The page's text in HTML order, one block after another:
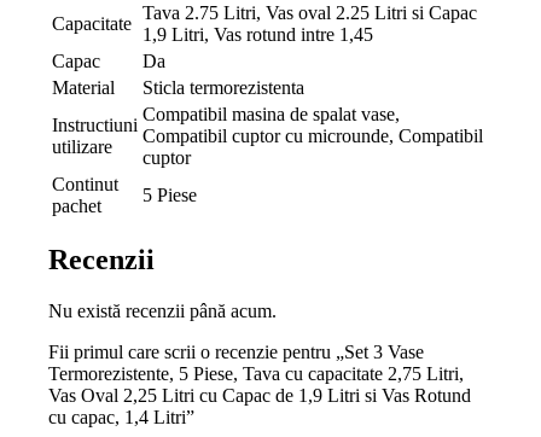
Capacitate
Tava 2.75 Litri, Vas oval 2.25 Litri si Capac
1,9 Litri, Vas rotund intre 1,45
Capac
Da
Material
Sticla termorezistenta
Instructiuni
utilizare
Compatibil masina de spalat vase,
Compatibil cuptor cu microunde, Compatibil
cuptor
Continut
pachet
5 Piese
Recenzii
Nu există recenzii până acum.
Fii primul care scrii o recenzie pentru „Set 3 Vase
Termorezistente, 5 Piese, Tava cu capacitate 2,75 Litri,
Vas Oval 2,25 Litri cu Capac de 1,9 Litri si Vas Rotund
cu capac, 1,4 Litri”